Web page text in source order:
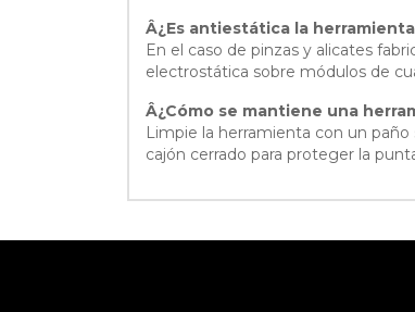
Â¿Es antiestática la
En el caso de pinzas y alicates
electrostática sobre módulos de
Â¿Cómo se mantiene una
Limpie la herramienta con un
cajón cerrado para proteger la